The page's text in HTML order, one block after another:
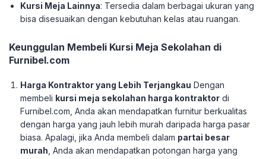
Kursi Meja Lainnya: Tersedia dalam berbagai ukuran yang
bisa disesuaikan dengan kebutuhan kelas atau ruangan.
Keunggulan Membeli Kursi Meja Sekolahan di
Furnibel.com
Harga Kontraktor yang Lebih Terjangkau Dengan
membeli kursi meja sekolahan harga kontraktor di
Furnibel.com, Anda akan mendapatkan furnitur berkualitas
dengan harga yang jauh lebih murah daripada harga pasar
biasa. Apalagi, jika Anda membeli dalam partai besar
murah , Anda akan mendapatkan potongan harga yang